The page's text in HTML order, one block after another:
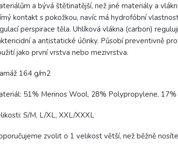
a bývá štětinatější, než jiné materiály a
kontakt s pokožkou, navíc má hydrofóbní
perspirace těla. Uhlíková vlákna (carbon)
a antistatické účinky. Působí preventivně
jako první vrstva nebo mezivrstva.
164 g/m2
51% Merinos Wool, 28% Polypropylene,
S/M, L/XL, XXL/XXXL
zvolit o 1 velikost větší, než běžně